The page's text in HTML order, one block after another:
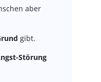
aber
gibt.
Störung